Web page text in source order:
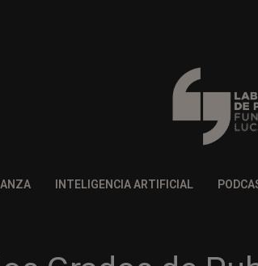
INTELIGENCIA ARTIFICIAL